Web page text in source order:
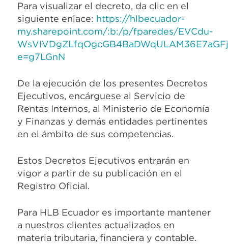
Para visualizar el decreto, da clic en el
siguiente enlace: https://hlbecuador-
my.sharepoint.com/:b:/p/fparedes/EVCdu-
e=g7LGnN
De la ejecución de los presentes Decretos
Ejecutivos, encárguese al Servicio de
Rentas Internos, al Ministerio de Economía
y Finanzas y demás entidades pertinentes
en el ámbito de sus competencias.
Estos Decretos Ejecutivos entrarán en
vigor a partir de su publicación en el
Registro Oficial.
Para HLB Ecuador es importante mantener
a nuestros clientes actualizados en
materia tributaria, financiera y contable.